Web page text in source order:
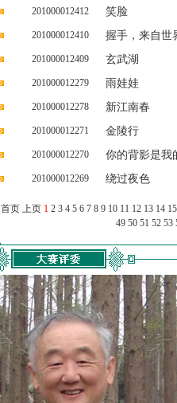
201000012412 笑脸
201000012410 握手，来自世
201000012409 玄武湖
201000012279 雨娃娃
201000012278 新江南春
201000012271 金陵行
201000012270 你的背影是我
201000012269 绕过夜色
首页 上页 1 2 3 4 5 6 7 8 9 10 11 12 13 14 15
49 50 51 52 53